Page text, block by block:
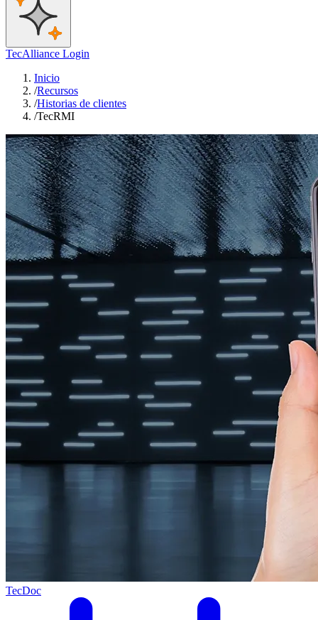
TecAlliance Login
Inicio
/Recursos
/Historias de clientes
/TecRMI
TecDoc